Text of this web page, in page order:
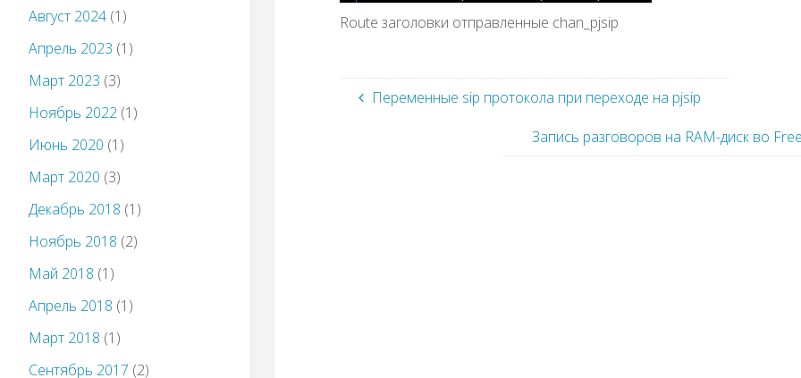
Route заголовки отправленные chan_pjsip
Переменные sip протокола при переходе на pjsip
Запись разговоров на RAM-диск во
Август 2024 (1)
Апрель 2023 (1)
Март 2023 (3)
Ноябрь 2022 (1)
Июнь 2020 (1)
Март 2020 (3)
Декабрь 2018 (1)
Ноябрь 2018 (2)
Май 2018 (1)
Апрель 2018 (1)
Март 2018 (1)
Сентябрь 2017 (2)